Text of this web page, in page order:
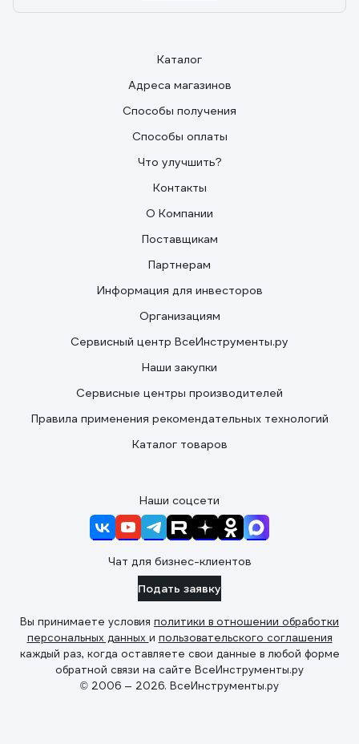
Каталог
Адреса магазинов
Способы получения
Способы оплаты
Что улучшить?
Контакты
О Компании
Поставщикам
Партнерам
Информация для инвесторов
Организациям
Сервисный центр ВсеИнструменты.ру
Наши закупки
Сервисные центры производителей
Правила применения рекомендательных технологий
Каталог товаров
Наши соцсети
Чат для бизнес-клиентов
Подать заявку
Вы принимаете условия политики в отношении обработки
персональных данных и пользовательского соглашения
каждый раз, когда оставляете свои данные в любой форме
обратной связи на сайте ВсеИнструменты.ру
© 2006 — 2026. ВсеИнструменты.ру